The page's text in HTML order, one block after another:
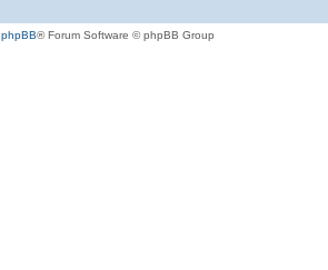
phpBB® Forum Software © phpBB Group